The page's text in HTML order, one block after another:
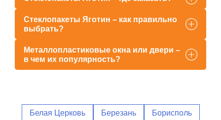
Стеклопакеты Яготин – как правильно
выбрать?
Металлопластиковые окна или двери –
в чем их популярность?
Белая Церковь Березань Борисполь